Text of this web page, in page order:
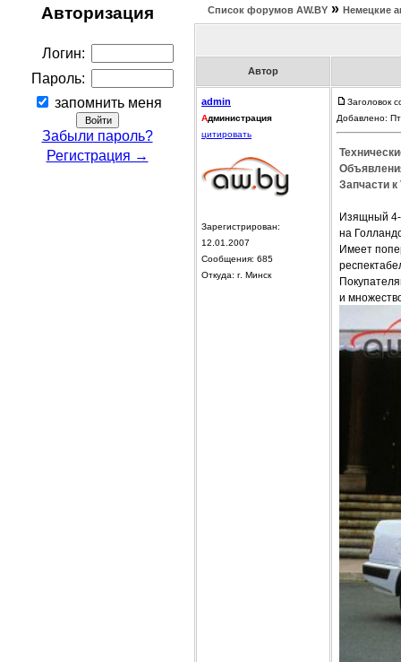
Авторизация
Логин:
Пароль:
запомнить меня
Забыли пароль?
Регистрация →
Список форумов АW.BY » Немецкие
Автор
admin
Администрация
цитировать
Зарегистрирован:
12.01.2007
Сообщения: 685
Откуда: г. Минск
Заголовок
Добавлено:
Запчасти к
Изящный 4-
на
Имеет
и